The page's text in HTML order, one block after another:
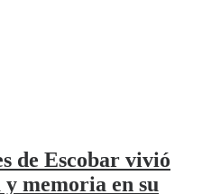
de Escobar vivió
memoria en su